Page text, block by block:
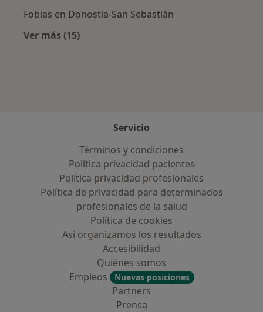
Fobias en Donostia-San Sebastián
Ver más (15)
Servicio
Términos y condiciones
Política privacidad pacientes
Política privacidad profesionales
Política de privacidad para determinados
profesionales de la salud
Política de cookies
Así organizamos los resultados
Accesibilidad
Quiénes somos
Empleos
Nuevas posiciones
Partners
Prensa